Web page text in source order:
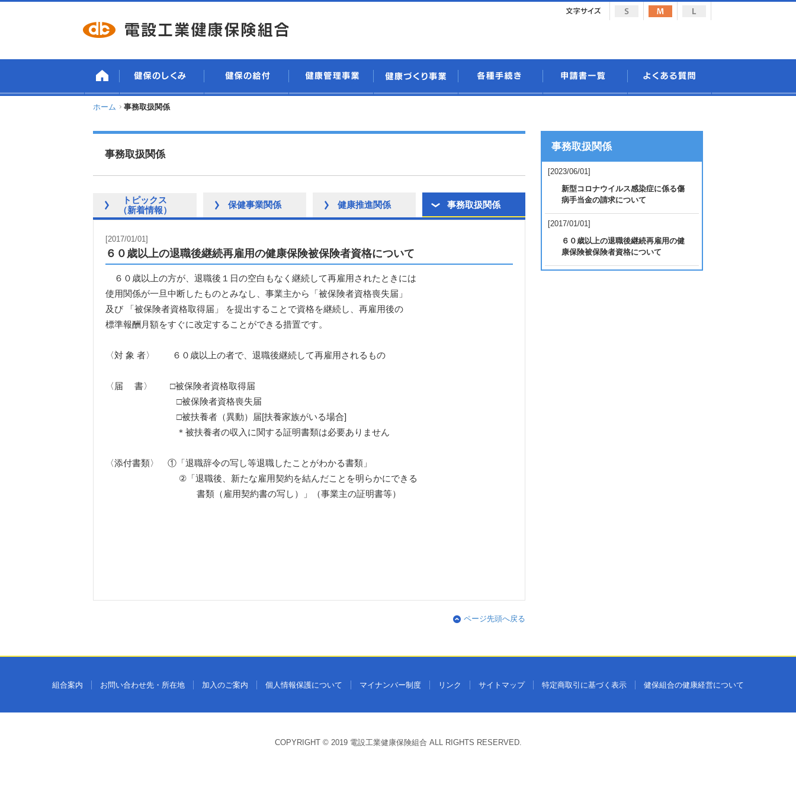
ホーム 事務取扱関係
事務取扱関係
トピックス
（新着情報）
保健事業関係 健康推進関係 事務取扱関係
[2017/01/01]
６０歳以上の退職後継続再雇用の健康保険被保険者資格について
６０歳以上の方が、退職後１日の空白もなく継続して再雇用されたときには
使用関係が一旦中断したものとみなし、事業主から「被保険者資格喪失届」
及び 「被保険者資格取得届」 を提出することで資格を継続し、再雇用後の
標準報酬月額をすぐに改定することができる措置です。
〈対 象 者〉 ６０歳以上の者で、退職後継続して再雇用されるもの
〈届 書〉 □被保険者資格取得届
□被保険者資格喪失届
□被扶養者（異動）届[扶養家族がいる場合]
＊被扶養者の収入に関する証明書類は必要ありません
〈添付書類〉 ①「退職辞令の写し等退職したことがわかる書類」
②「退職後、新たな雇用契約を結んだことを明らかにできる
書類（雇用契約書の写し）」（事業主の証明書等）
ページ先頭へ戻る
事務取扱関係
[2023/06/01]
新型コロナウイルス感染症に係る傷
病手当金の請求について
[2017/01/01]
６０歳以上の退職後継続再雇用の健
康保険被保険者資格について
組合案内 お問い合わせ先・所在地 加入のご案内 個人情報保護について マイナンバー制度 リンク サイトマップ 特定商取引に基づく表示 健保組合の健康経営について
COPYRIGHT © 2019 電設工業健康保険組合 ALL RIGHTS RESERVED.